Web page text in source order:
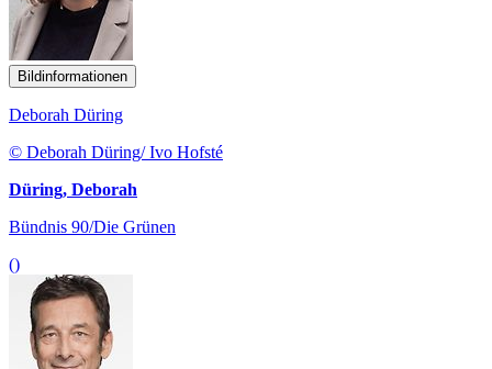
Bildinformationen
Deborah Düring
© Deborah Düring/ Ivo Hofsté
Düring, Deborah
Bündnis 90/Die Grünen
()